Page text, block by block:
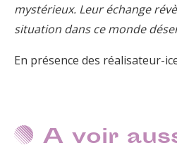
mystérieux. Leur échange
situation dans ce monde
En présence des réalisateur-
A voir